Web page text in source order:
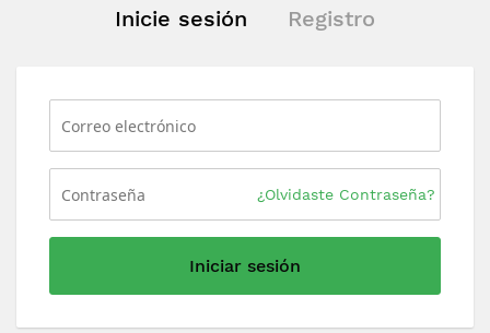
Inicie sesión Registro
¿Olvidaste Contraseña?
Iniciar sesión